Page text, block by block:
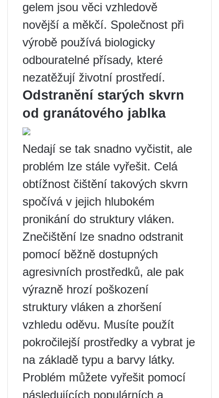
gelem jsou věci vzhledově
novější a měkčí. Společnost při
výrobě používá biologicky
odbouratelné přísady, které
nezatěžují životní prostředí.
Odstranění starých skvrn
od granátového jablka
Nedají se tak snadno vyčistit, ale
problém lze stále vyřešit. Celá
obtížnost čištění takových skvrn
spočívá v jejich hlubokém
pronikání do struktury vláken.
Znečištění lze snadno odstranit
pomocí běžně dostupných
agresivních prostředků, ale pak
výrazně hrozí poškození
struktury vláken a zhoršení
vzhledu oděvu. Musíte použít
pokročilejší prostředky a vybrat je
na základě typu a barvy látky.
Problém můžete vyřešit pomocí
následujících populárních a